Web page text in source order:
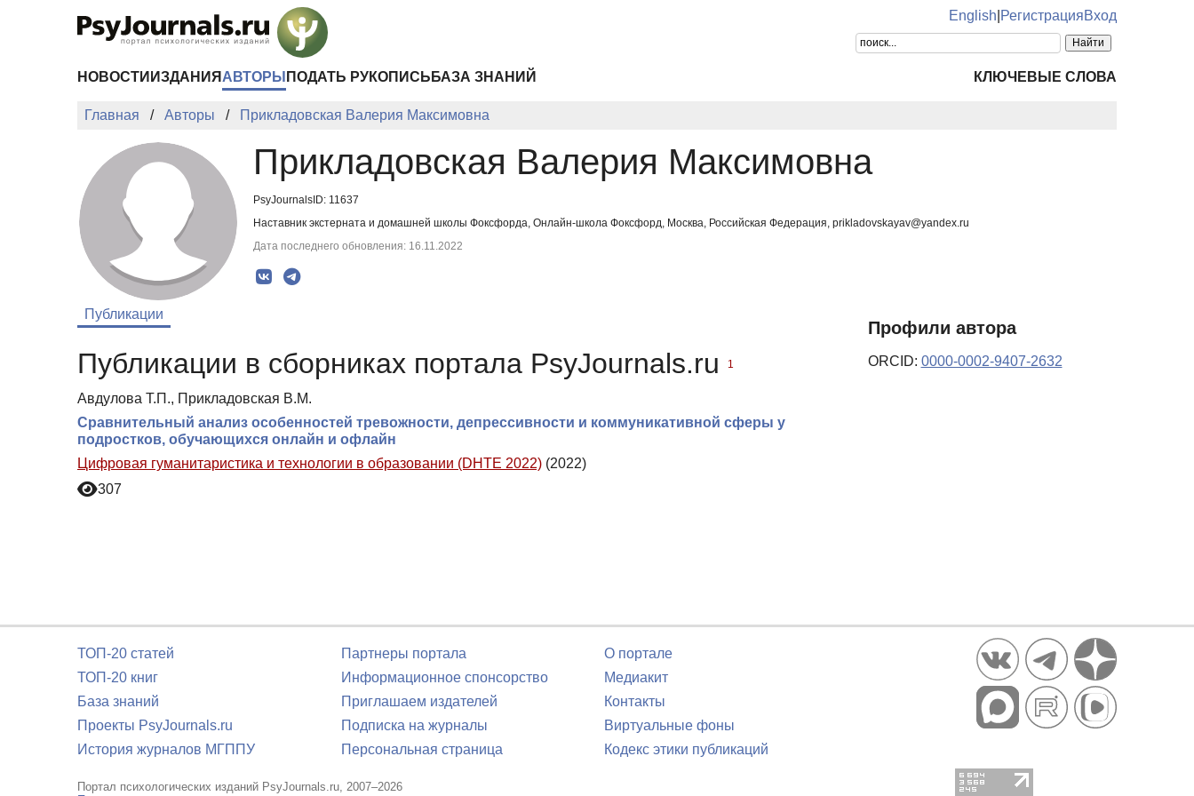
English РегистрацияВход
НОВОСТИ ИЗДАНИЯ АВТОРЫ ПОДАТЬ РУКОПИСЬ БАЗА ЗНАНИЙ КЛЮЧЕВЫЕ СЛОВА
Главная Авторы Прикладовская Валерия Максимовна
Прикладовская Валерия Максимовна
PsyJournalsID: 11637
Наставник экстерната и домашней школы Фоксфорда, Онлайн-школа Фоксфорд, Москва, Российская Федерация, prikladovskayav@yandex.ru
Дата последнего обновления: 16.11.2022
Публикации
Публикации в сборниках портала PsyJournals.ru 1
Авдулова Т.П., Прикладовская В.М.
Сравнительный анализ особенностей тревожности, депрессивности и коммуникативной сферы у
подростков, обучающихся онлайн и офлайн
Цифровая гуманитаристика и технологии в образовании (DHTE 2022) (2022)
307
Профили автора
ORCID: 0000-0002-9407-2632
ТОП-20 статей
ТОП-20 книг
База знаний
Проекты PsyJournals.ru
История журналов МГППУ
Партнеры портала
Информационное спонсорство
Приглашаем издателей
Подписка на журналы
Персональная страница
О портале
Медиакит
Контакты
Виртуальные фоны
Кодекс этики публикаций
Портал психологических изданий PsyJournals.ru, 2007–2026